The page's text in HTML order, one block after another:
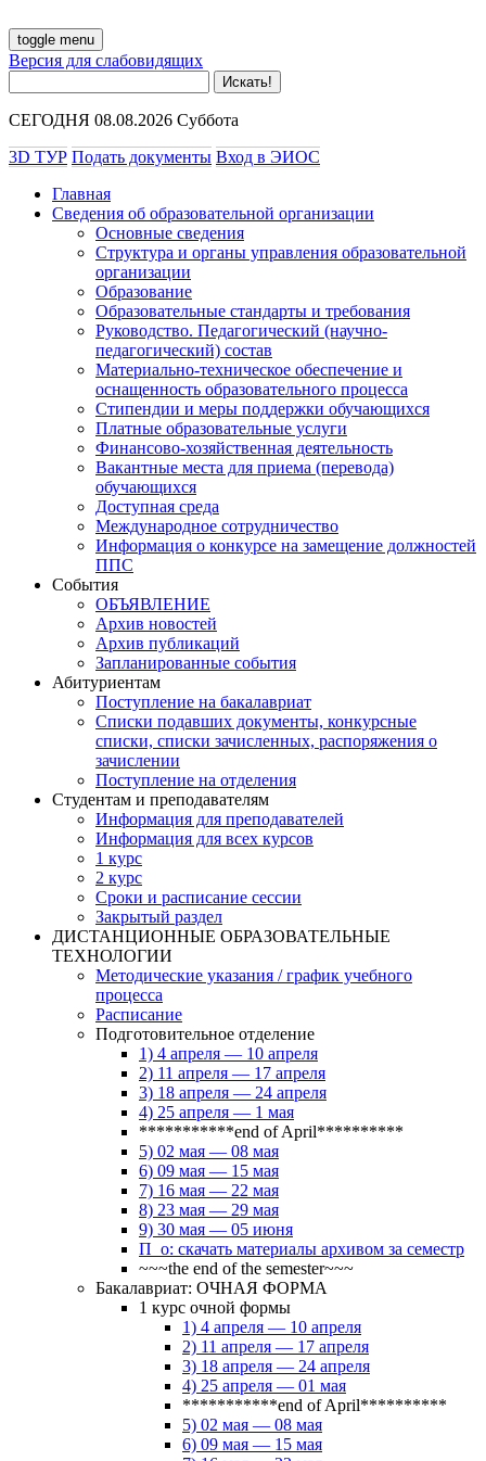
toggle menu
Версия для слабовидящих
СЕГОДНЯ 08.08.2026 Суббота
3D ТУР Подать документы Вход в ЭИОС
Главная
Сведения об образовательной организации
Основные сведения
Структура и органы управления образовательной
организации
Образование
Образовательные стандарты и требования
Руководство. Педагогический (научно-
педагогический) состав
Материально-техническое обеспечение и
оснащенность образовательного процесса
Стипендии и меры поддержки обучающихся
Платные образовательные услуги
Финансово-хозяйственная деятельность
Вакантные места для приема (перевода)
обучающихся
Доступная среда
Международное сотрудничество
Информация о конкурсе на замещение должностей
ППС
События
ОБЪЯВЛЕНИЕ
Архив новостей
Архив публикаций
Запланированные события
Абитуриентам
Поступление на бакалавриат
Списки подавших документы, конкурсные
списки, списки зачисленных, распоряжения о
зачислении
Поступление на отделения
Студентам и преподавателям
Информация для преподавателей
Информация для всех курсов
1 курс
2 курс
Сроки и расписание сессии
Закрытый раздел
ДИСТАНЦИОННЫЕ ОБРАЗОВАТЕЛЬНЫЕ
ТЕХНОЛОГИИ
Методические указания / график учебного
процесса
Расписание
Подготовительное отделение
1) 4 апреля — 10 апреля
2) 11 апреля — 17 апреля
3) 18 апреля — 24 апреля
4) 25 апреля — 1 мая
***********end of April**********
5) 02 мая — 08 мая
6) 09 мая — 15 мая
7) 16 мая — 22 мая
8) 23 мая — 29 мая
9) 30 мая — 05 июня
П_о: скачать материалы архивом за семестр
~~~the end of the semester~~~
Бакалавриат: ОЧНАЯ ФОРМА
1 курс очной формы
1) 4 апреля — 10 апреля
2) 11 апреля — 17 апреля
3) 18 апреля — 24 апреля
4) 25 апреля — 01 мая
***********end of April**********
5) 02 мая — 08 мая
6) 09 мая — 15 мая